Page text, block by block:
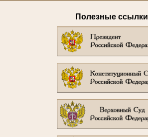
Полезные ссылки